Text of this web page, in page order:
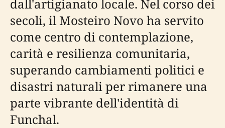
dall'artigianato locale. Nel corso dei
secoli, il Mosteiro Novo ha servito
come centro di contemplazione,
carità e resilienza comunitaria,
superando cambiamenti politici e
disastri naturali per rimanere una
parte vibrante dell'identità di
Funchal.